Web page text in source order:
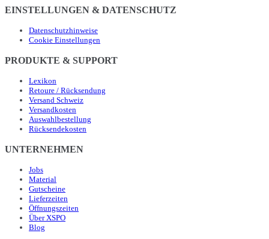
EINSTELLUNGEN & DATENSCHUTZ
Datenschutzhinweise
Cookie Einstellungen
PRODUKTE & SUPPORT
Lexikon
Retoure / Rücksendung
Versand Schweiz
Versandkosten
Auswahlbestellung
Rücksendekosten
UNTERNEHMEN
Jobs
Material
Gutscheine
Lieferzeiten
Öffnungszeiten
Über XSPO
Blog